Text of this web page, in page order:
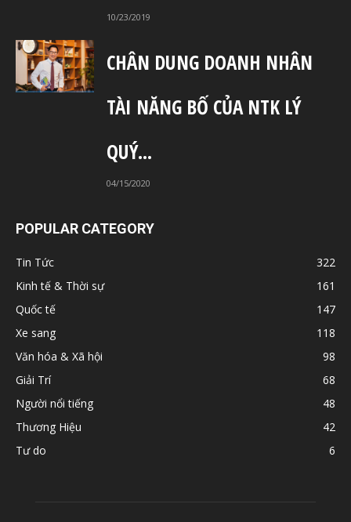
10/23/2019
CHÂN DUNG DOANH NHÂN
TÀI NĂNG BỐ CỦA NTK LÝ
QUÝ...
04/15/2020
POPULAR CATEGORY
Tin Tức
322
Kinh tế & Thời sự
161
Quốc tế
147
Xe sang
118
Văn hóa & Xã hội
98
Giải Trí
68
Người nổi tiếng
48
Thương Hiệu
42
Tư do
6